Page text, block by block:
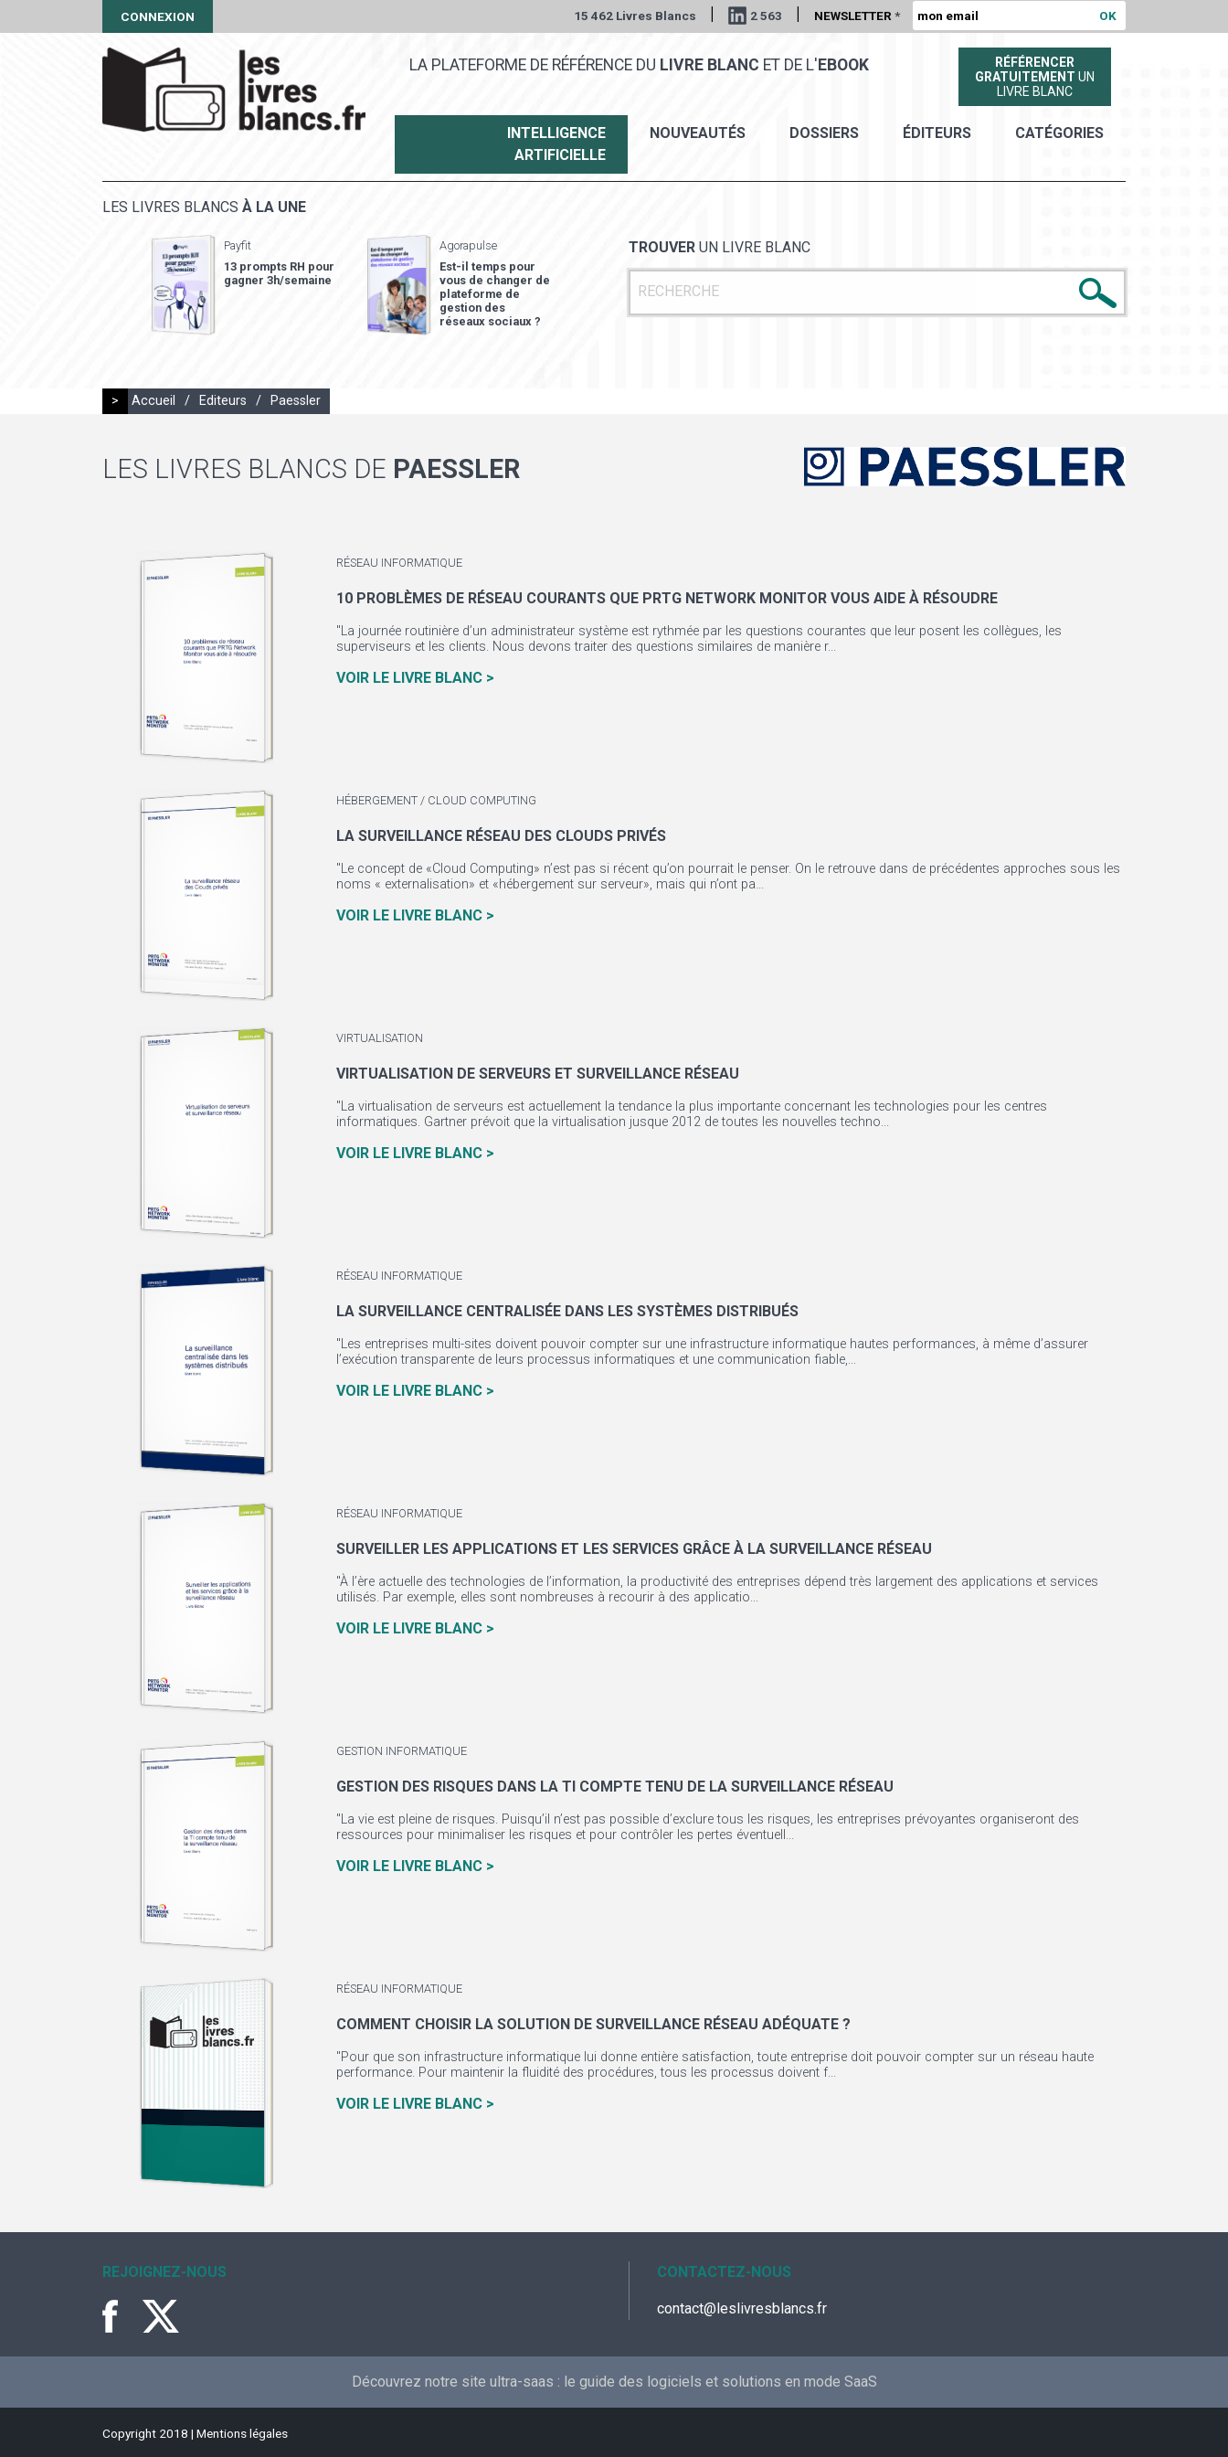
CONNEXION 15 462 Livres Blancs | 2 563 | NEWSLETTER *
LA PLATEFORME DE RÉFÉRENCE DU LIVRE BLANC ET DE L' EBOOK
RÉFÉRENCER
GRATUITEMENT UN
LIVRE BLANC
INTELLIGENCE
ARTIFICIELLE
NOUVEAUTÉS DOSSIERS ÉDITEURS CATÉGORIES
LES LIVRES BLANCS À LA UNE
Payfit
13 prompts RH pour
gagner 3h/semaine
Agorapulse
Est-il temps pour
vous de changer de
plateforme de
gestion des
réseaux sociaux ?
TROUVER UN LIVRE BLANC
> Accueil / Editeurs / Paessler
LES LIVRES BLANCS DE PAESSLER
RÉSEAU INFORMATIQUE
10 PROBLÈMES DE RÉSEAU COURANTS QUE PRTG NETWORK MONITOR VOUS AIDE À RÉSOUDRE
"La journée routinière d’un administrateur système est rythmée par les questions courantes que leur posent les collègues, les
superviseurs et les clients. Nous devons traiter des questions similaires de manière r...
VOIR LE LIVRE BLANC >
HÉBERGEMENT / CLOUD COMPUTING
LA SURVEILLANCE RÉSEAU DES CLOUDS PRIVÉS
"Le concept de «Cloud Computing» n’est pas si récent qu’on pourrait le penser. On le retrouve dans de précédentes approches sous les
noms « externalisation» et «hébergement sur serveur», mais qui n’ont pa...
VOIR LE LIVRE BLANC >
VIRTUALISATION
VIRTUALISATION DE SERVEURS ET SURVEILLANCE RÉSEAU
"La virtualisation de serveurs est actuellement la tendance la plus importante concernant les technologies pour les centres
informatiques. Gartner prévoit que la virtualisation jusque 2012 de toutes les nouvelles techno...
VOIR LE LIVRE BLANC >
RÉSEAU INFORMATIQUE
LA SURVEILLANCE CENTRALISÉE DANS LES SYSTÈMES DISTRIBUÉS
"Les entreprises multi-sites doivent pouvoir compter sur une infrastructure informatique hautes performances, à même d’assurer
l’exécution transparente de leurs processus informatiques et une communication fiable,...
VOIR LE LIVRE BLANC >
RÉSEAU INFORMATIQUE
SURVEILLER LES APPLICATIONS ET LES SERVICES GRÂCE À LA SURVEILLANCE RÉSEAU
"À l’ère actuelle des technologies de l’information, la productivité des entreprises dépend très largement des applications et services
utilisés. Par exemple, elles sont nombreuses à recourir à des applicatio...
VOIR LE LIVRE BLANC >
GESTION INFORMATIQUE
GESTION DES RISQUES DANS LA TI COMPTE TENU DE LA SURVEILLANCE RÉSEAU
"La vie est pleine de risques. Puisqu’il n’est pas possible d’exclure tous les risques, les entreprises prévoyantes organiseront des
ressources pour minimaliser les risques et pour contrôler les pertes éventuell...
VOIR LE LIVRE BLANC >
RÉSEAU INFORMATIQUE
COMMENT CHOISIR LA SOLUTION DE SURVEILLANCE RÉSEAU ADÉQUATE ?
"Pour que son infrastructure informatique lui donne entière satisfaction, toute entreprise doit pouvoir compter sur un réseau haute
performance. Pour maintenir la fluidité des procédures, tous les processus doivent f...
VOIR LE LIVRE BLANC >
REJOIGNEZ-NOUS CONTACTEZ-NOUS
contact@leslivresblancs.fr
Découvrez notre site ultra-saas : le guide des logiciels et solutions en mode SaaS
Copyright 2018 | Mentions légales